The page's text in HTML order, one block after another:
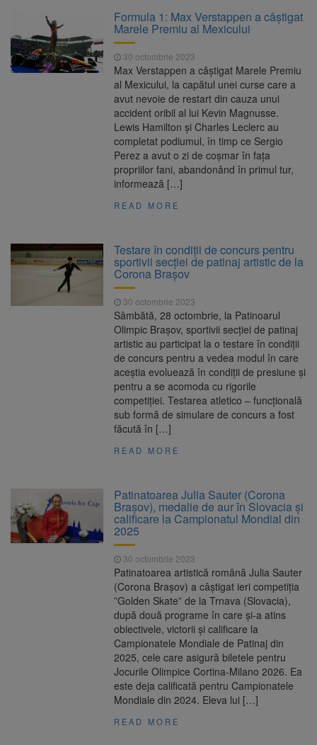
Piața Star din Brașov au fost demolate
7 august 2026
Platforma Belvedere de pe
Tâmpa intră în renovare. Contract de peste 1
milion de lei și termen de trei luni
Unul dintre cele mai mari
parcuri ale Brașovului va fi amenajat în
Bartolomeu-Avantgarden. Contractul a fost
Trafic blocat pe DN1E Brașov
– Poiana Brașov după un accident. Două
persoane primesc îngrijiri medicale
Formula 1: Max Verstappen a câștigat
Marele Premiu al Mexicului
30 octombrie 2023
Max Verstappen a câștigat Marele Premiu
al Mexicului, la capătul unei curse care a
avut nevoie de restart din cauza unui
accident oribil al lui Kevin Magnusse.
Lewis Hamilton și Charles Leclerc au
completat podiumul, în timp ce Sergio
Perez a avut o zi de coșmar în fața
propriilor fani, abandonând în primul tur,
informează […]
READ MORE
Testare în condiții de concurs pentru
sportivii secției de patinaj artistic de la
Corona Brașov
30 octombrie 2023
Sâmbătă, 28 octombrie, la Patinoarul
Olimpic Brașov, sportivii secției de patinaj
artistic au participat la o testare în condiții
de concurs pentru a vedea modul în care
aceștia evoluează în condiții de presiune și
pentru a se acomoda cu rigorile
competiției. Testarea atletico – funcțională
sub formă de simulare de concurs a fost
făcută în […]
READ MORE
Patinatoarea Julia Sauter (Corona
Brașov), medalie de aur în Slovacia și
calificare la Campionatul Mondial din
2025
30 octombrie 2023
Patinatoarea artistică română Julia Sauter
(Corona Brașov) a câștigat ieri competiția
”Golden Skate” de la Trnava (Slovacia),
după două programe în care și-a atins
obiectivele, victorii și calificare la
Campionatele Mondiale de Patinaj din
2025, cele care asigură biletele pentru
Jocurile Olimpice Cortina-Milano 2026. Ea
este deja calificată pentru Campionatele
Mondiale din 2024. Eleva lui […]
READ MORE